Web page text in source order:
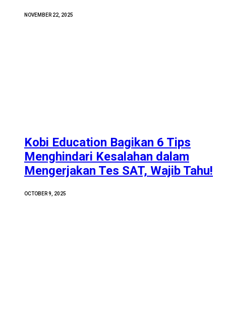
NOVEMBER 22, 2025
Kobi Education Bagikan 6 Tips
Menghindari Kesalahan dalam
Mengerjakan Tes SAT, Wajib Tahu!
OCTOBER 9, 2025